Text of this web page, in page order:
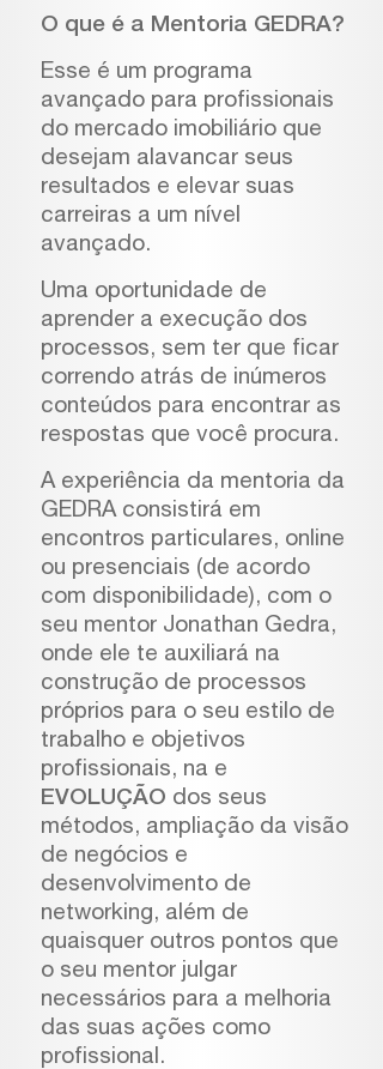
O que é a Mentoria GEDRA?
Esse é um programa
avançado para profissionais
do mercado imobiliário que
desejam alavancar seus
resultados e elevar suas
carreiras a um nível
avançado.
Uma oportunidade de
aprender a execução dos
processos, sem ter que ficar
correndo atrás de inúmeros
conteúdos para encontrar as
respostas que você procura.
A experiência da mentoria da
GEDRA consistirá em
encontros particulares, online
ou presenciais (de acordo
com disponibilidade), com o
seu mentor Jonathan Gedra,
onde ele te auxiliará na
construção de processos
próprios para o seu estilo de
trabalho e objetivos
profissionais, na e
EVOLUÇÃO dos seus
métodos, ampliação da visão
de negócios e
desenvolvimento de
networking, além de
quaisquer outros pontos que
o seu mentor julgar
necessários para a melhoria
das suas ações como
profissional.